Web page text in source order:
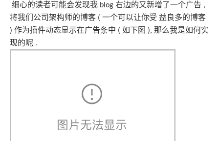
细心的读者可能会发现我 blog 右边的又新增了一个广告 ,
将我们公司架构师的博客 ( 一个可以让你受 益良多的博客
) 作为插件动态显示在广告条中 ( 如下图 ), 那么我是如何实
现的呢 .